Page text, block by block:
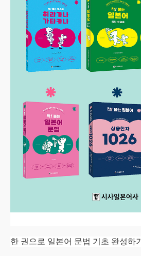
한 권으로 일본어 문법 기초 완성하기